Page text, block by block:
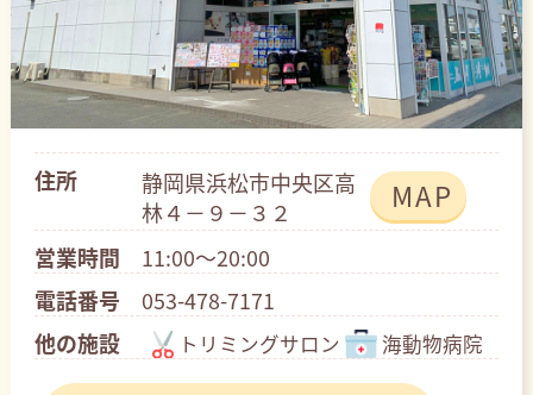
住所
静岡県浜松市中央区高
林４－９－３２
MAP
営業時間
11:00～20:00
電話番号
053-478-7171
他の施設
トリミングサロン 海動物病院